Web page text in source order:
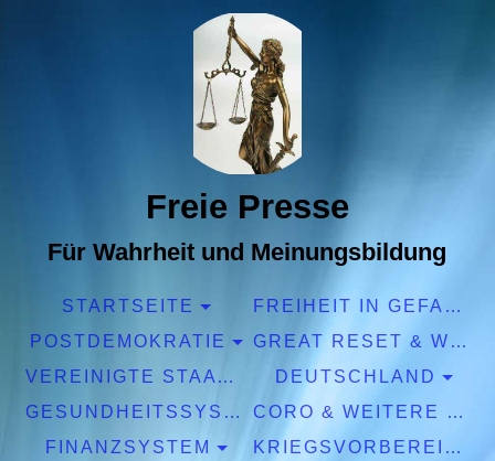
Freie Presse
Für Wahrheit und Meinungsbildung
STARTSEITE
FREIHEIT IN GEFAHR
POSTDEMOKRATIE
GREAT RESET & WEF
VEREINIGTE STAATEN EUROPA
DEUTSCHLAND
GESUNDHEITSSYSTEM
CORO & WEITERE PANDEMIEN
FINANZSYSTEM
KRIEGSVORBEREITUNGEN